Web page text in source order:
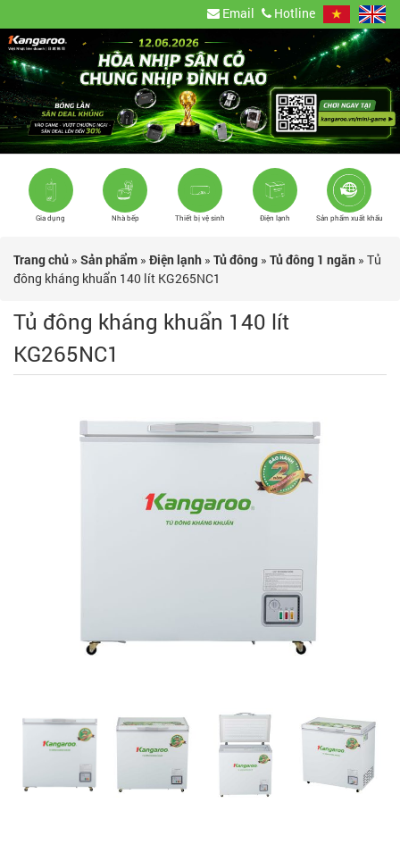
Email Hotline
Gia dụng Nhà bếp Thiết bị vệ sinh Điện lạnh Sản phẩm xuất khẩu
Trang chủ » Sản phẩm » Điện lạnh » Tủ đông » Tủ đông 1 ngăn » Tủ
đông kháng khuẩn 140 lít KG265NC1
Tủ đông kháng khuẩn 140 lít
KG265NC1